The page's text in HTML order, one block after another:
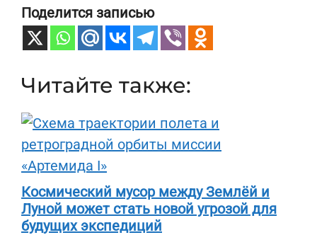
Поделится записью
Читайте также:
Космический мусор между Землёй и
Луной может стать новой угрозой для
будущих экспедиций